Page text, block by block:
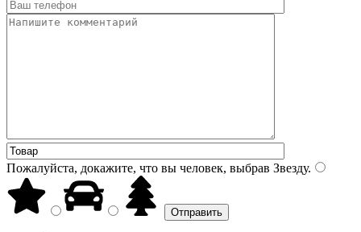
Пожалуйста, докажите, что вы человек, выбрав Звезду.